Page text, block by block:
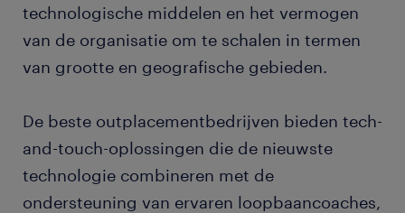
technologische middelen en het vermogen
van de organisatie om te schalen in termen
van grootte en geografische gebieden.
De beste outplacementbedrijven bieden tech-
and-touch-oplossingen die de nieuwste
technologie combineren met de
ondersteuning van ervaren loopbaancoaches,